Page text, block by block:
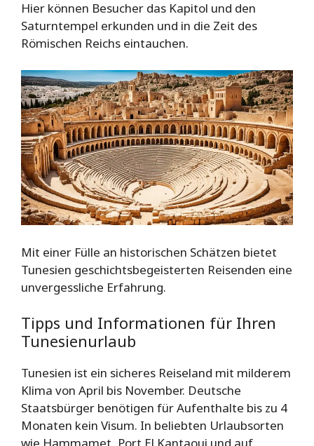
Hier können Besucher das Kapitol und den
Saturntempel erkunden und in die Zeit des
Römischen Reichs eintauchen.
Mit einer Fülle an historischen Schätzen bietet
Tunesien geschichtsbegeisterten Reisenden eine
unvergessliche Erfahrung.
Tipps und Informationen für Ihren
Tunesienurlaub
Tunesien ist ein sicheres Reiseland mit milderem
Klima von April bis November. Deutsche
Staatsbürger benötigen für Aufenthalte bis zu 4
Monaten kein Visum. In beliebten Urlaubsorten